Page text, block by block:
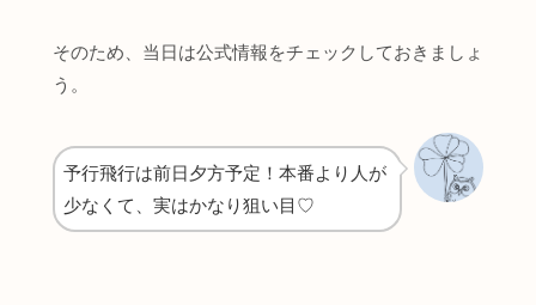
そのため、当日は公式情報をチェックしておきましょ
う。
予行飛行は前日夕方予定！本番より人が
少なくて、実はかなり狙い目♡